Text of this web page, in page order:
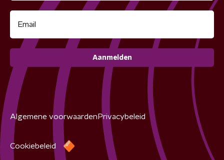
Aanmelden
Algemene voorwaarden Privacybeleid
Cookiebeleid